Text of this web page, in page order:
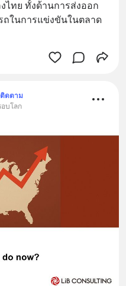
ไทย ทั้งด้านการส่งออก
ในการแข่งขันในตลาด
ติดตาม
อบโลก